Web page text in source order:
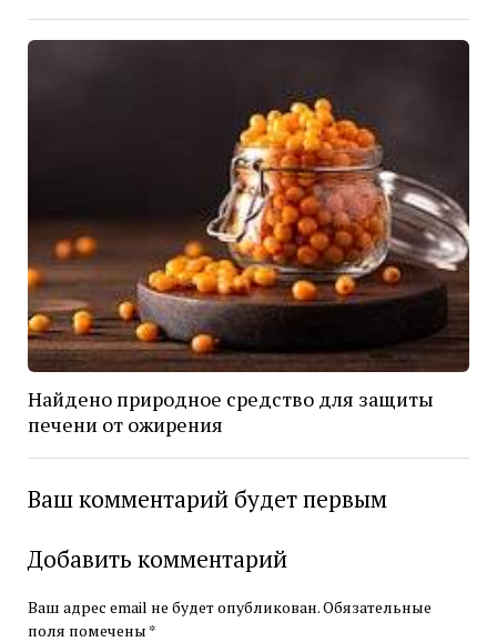
Найдено природное средство для защиты
печени от ожирения
Ваш комментарий будет первым
Добавить комментарий
Ваш адрес email не будет опубликован.Обязательные
поля помечены *